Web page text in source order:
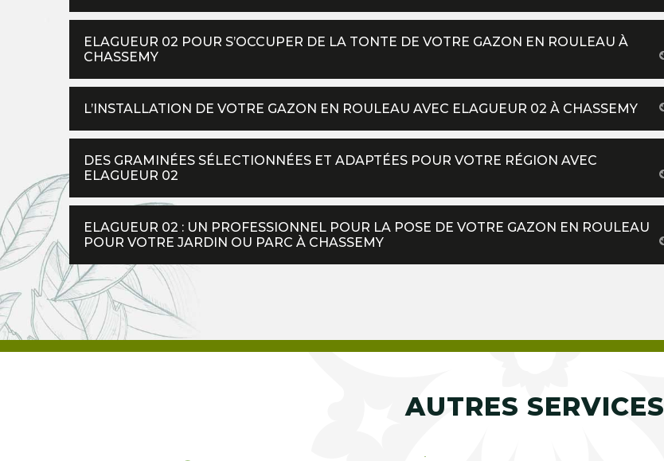
ELAGUEUR 02 POUR S’OCCUPER DE LA TONTE DE VOTRE GAZON EN ROULEAU À
CHASSEMY
L’INSTALLATION DE VOTRE GAZON EN ROULEAU AVEC ELAGUEUR 02 À CHASSEMY
DES GRAMINÉES SÉLECTIONNÉES ET ADAPTÉES POUR VOTRE RÉGION AVEC
ELAGUEUR 02
ELAGUEUR 02 : UN PROFESSIONNEL POUR LA POSE DE VOTRE GAZON EN ROULEAU
POUR VOTRE JARDIN OU PARC À CHASSEMY
AUTRES SERVICES